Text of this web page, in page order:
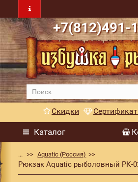
+7(812)491-
Скидки
Каталог
... Aquatic (Россия)
Рюкзак Aquatic рыболовный РК-